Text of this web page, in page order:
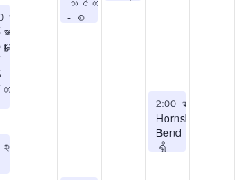
တ် ၁၀၊ ၂၀၂၆
နာရီ 2:30 နာရီ
သော
း
း
တ် ၁၀၊ ၂၀၂၆
၃း၁၅
- စ
သြဂုတ် ၁၄၊ ၂၀
2:00 နာရီ
Hornsby
Bend
ရှိ